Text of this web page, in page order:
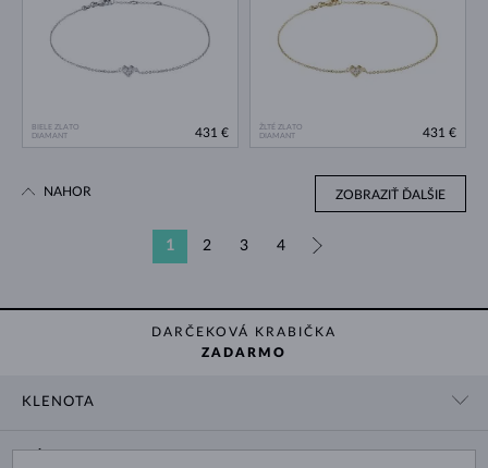
BIELE ZLATO
DIAMANT
431 €
ŽLTÉ ZLATO
DIAMANT
431 €
ZOBRAZIŤ ĎALŠIE
1 2 3 4
NAHOR
DARČEKOVÁ KRABIČKA
ZADARMO
KLENOTA